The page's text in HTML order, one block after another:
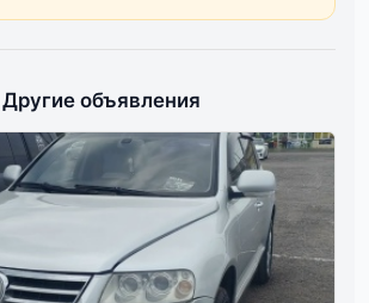
Другие объявления